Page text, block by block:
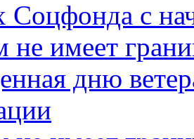
Соцфонда с
не имеет
дню